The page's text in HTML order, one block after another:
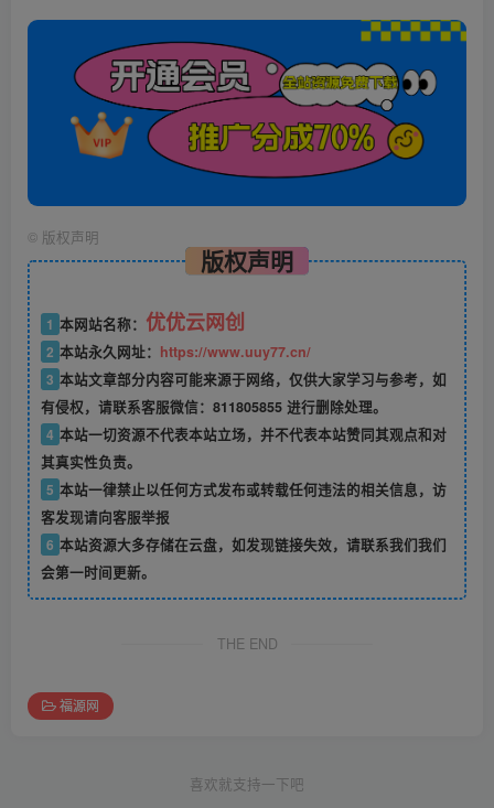
© 版权声明
版权声明
1 本网站名称： 优优云网创
2 本站永久网址： https://www.uuy77.cn/
3 本站文章部分内容可能来源于网络，仅供大家学习与参考，如
有侵权，请联系客服微信：811805855 进行删除处理。
4 本站一切资源不代表本站立场，并不代表本站赞同其观点和对
其真实性负责。
5 本站一律禁止以任何方式发布或转载任何违法的相关信息，访
客发现请向客服举报
6 本站资源大多存储在云盘，如发现链接失效，请联系我们我们
会第一时间更新。
THE END
福源网
喜欢就支持一下吧